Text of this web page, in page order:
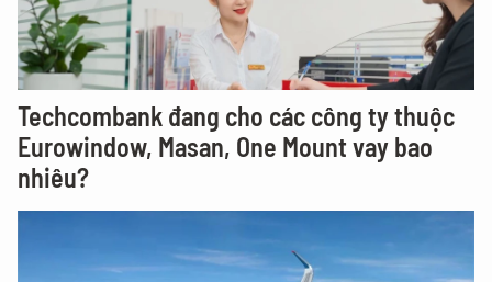
Techcombank đang cho các công ty thuộc
Eurowindow, Masan, One Mount vay bao
nhiêu?